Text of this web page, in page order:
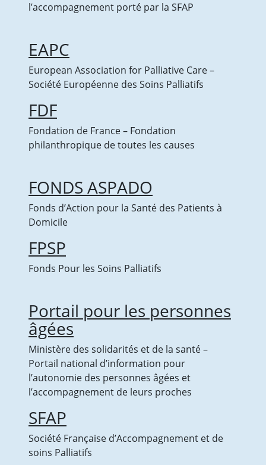
l’accompagnement porté par la SFAP
EAPC
European Association for Palliative Care –
Société Européenne des Soins Palliatifs
FDF
Fondation de France – Fondation
philanthropique de toutes les causes
FONDS ASPADO
Fonds d’Action pour la Santé des Patients à
Domicile
FPSP
Fonds Pour les Soins Palliatifs
Portail pour les personnes
âgées
Ministère des solidarités et de la santé –
Portail national d’information pour
l’autonomie des personnes âgées et
l’accompagnement de leurs proches
SFAP
Société Française d’Accompagnement et de
soins Palliatifs